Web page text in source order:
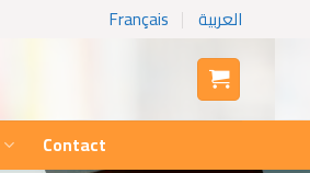
Français العربية
Contact